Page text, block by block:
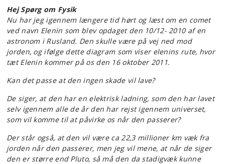
Hej Spørg om Fysik
Nu har jeg igennem længere tid hørt og læst om en comet
ved navn Elenin som blev opdaget den 10/12- 2010 af en
astronom i Rusland. Den skulle være på vej ned mod
jorden, og ifølge dette diagram som viser elenins rute, hvor
tæt Elenin kommer på os den 16 oktober 2011.
Kan det passe at den ingen skade vil lave?
De siger, at den har en elektrisk ladning, som den har lavet
selv igennem alle de år den har rejst igennem universet,
som vil komme til at påvirke os når den passerer?
Der står også, at den vil være ca 22,3 millioner km væk fra
jorden når den passerer, men jeg vil mene, at når de siger
den er større end Pluto, så må den da stadigvæk kunne